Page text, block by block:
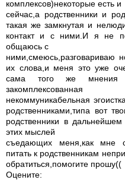
комплексов)некоторые есть и
сейчас,а родственники и
такая же замкнутая и
контакт и с ними.И я не
общаюсь с
ними,смеюсь,разговариваю
их слова,и меня это уже
сама того же
закомплексованная
некоммуникабельная
родственниками,типа вот
родственники в
этих мыслей
съедающих меня,как мне
питать к родственникам
обратиться,помогите прошу((
Оцените: